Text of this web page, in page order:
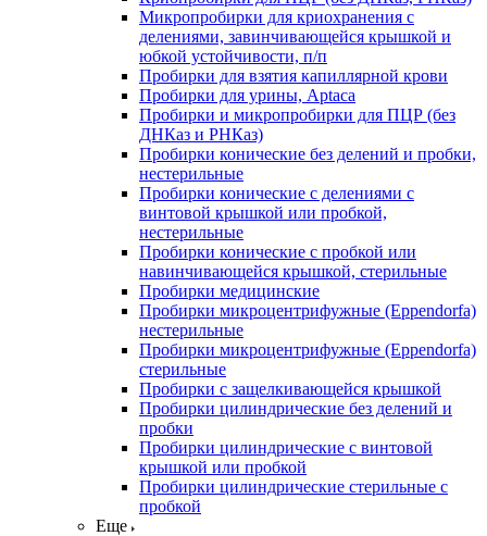
Микропробирки для криохранения с
делениями, завинчивающейся крышкой и
юбкой устойчивости, п/п
Пробирки для взятия капиллярной крови
Пробирки для урины, Aptaca
Пробирки и микропробирки для ПЦР (без
ДНКаз и РНКаз)
Пробирки конические без делений и пробки,
нестерильные
Пробирки конические с делениями с
винтовой крышкой или пробкой,
нестерильные
Пробирки конические с пробкой или
навинчивающейся крышкой, стерильные
Пробирки медицинские
Пробирки микроцентрифужные (Eppendorfа)
нестерильные
Пробирки микроцентрифужные (Eppendorfа)
стерильные
Пробирки с защелкивающейся крышкой
Пробирки цилиндрические без делений и
пробки
Пробирки цилиндрические с винтовой
крышкой или пробкой
Пробирки цилиндрические стерильные с
пробкой
Еще